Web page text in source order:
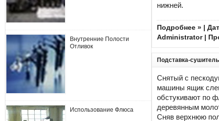
Внутренние Полости
Отливок
Использование Флюса
нижней.
Подробнее » |
Administrator|
Подставка-сушитель
Снятый с
машины ящик
обстукивают по
деревянным
Сняв верхнюю